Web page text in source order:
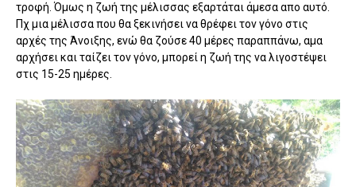
τροφή. Όμως η ζωή της μέλισσας εξαρτάται άμεσα απο αυτό.
Πχ μια μέλισσα που θα ξεκινήσει να θρέφει τον γόνο στις
αρχές της Άνοιξης, ενώ θα ζούσε 40 μέρες παραππάνω, αμα
αρχήσει και ταίζει τον γόνο, μπορεί η ζωή της να λιγοστέψει
στις 15-25 ημέρες.